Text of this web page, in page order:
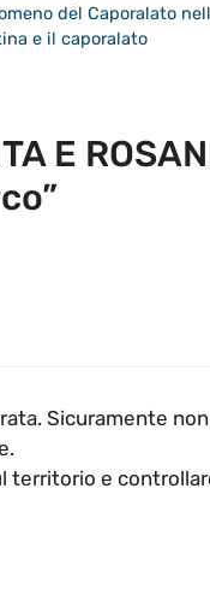
del Caporalato
e il caporalato
E
Sicuramente
e